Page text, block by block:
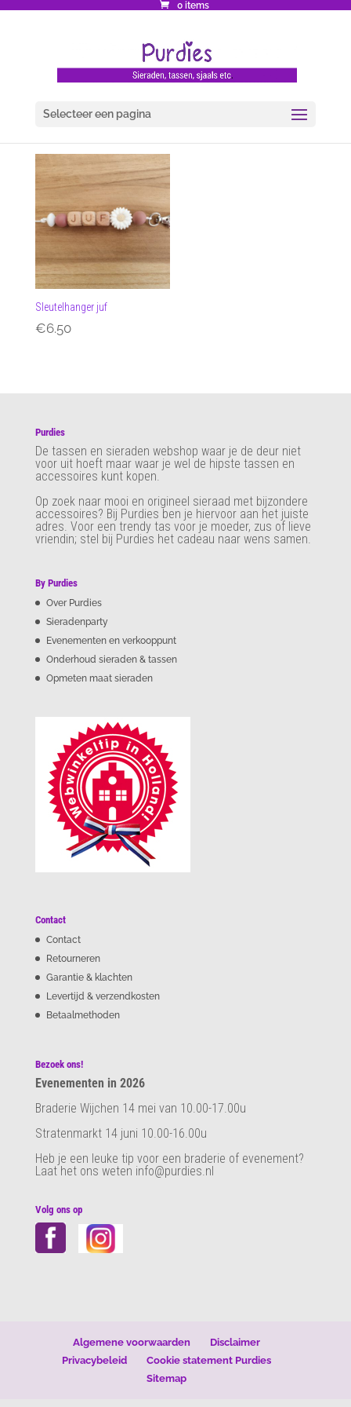
0 items
Selecteer een pagina
Sleutelhanger juf
€6.50
Purdies
De tassen en sieraden webshop waar je de deur niet
voor uit hoeft maar waar je wel de hipste tassen en
accessoires kunt kopen.
Op zoek naar mooi en origineel sieraad met bijzondere
accessoires? Bij Purdies ben je hiervoor aan het juiste
adres. Voor een trendy tas voor je moeder, zus of lieve
vriendin; stel bij Purdies het cadeau naar wens samen.
By Purdies
Over Purdies
Sieradenparty
Evenementen en verkooppunt
Onderhoud sieraden & tassen
Opmeten maat sieraden
Contact
Contact
Retourneren
Garantie & klachten
Levertijd & verzendkosten
Betaalmethoden
Bezoek ons!
Evenementen in 2026
Braderie Wijchen 14 mei van 10.00-17.00u
Stratenmarkt 14 juni 10.00-16.00u
Heb je een leuke tip voor een braderie of evenement?
Laat het ons weten info@purdies.nl
Volg ons op
Algemene voorwaarden
Disclaimer
Privacybeleid
Cookie statement Purdies
Sitemap